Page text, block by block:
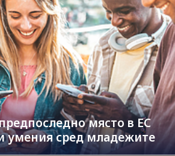
място в ЕС
умения сред младежите